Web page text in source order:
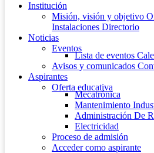
Institución
Misión, visión y objetivo
Instalaciones Directorio
Noticias
Eventos
Lista de eventos
Avisos y comunicados
Aspirantes
Oferta educativa
Mecatrónica
Mantenimiento
Administración De
Electricidad
Proceso de admisión
Acceder como aspirante